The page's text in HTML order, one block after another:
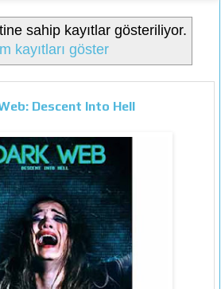
sahip kayıtlar gösteriliyor.
kayıtları göster
Descent Into Hell